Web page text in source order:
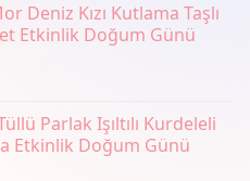
Deniz Kızı Kutlama Taşlı
Etkinlik Doğum Günü
Parlak Işıltılı Kurdeleli
Etkinlik Doğum Günü